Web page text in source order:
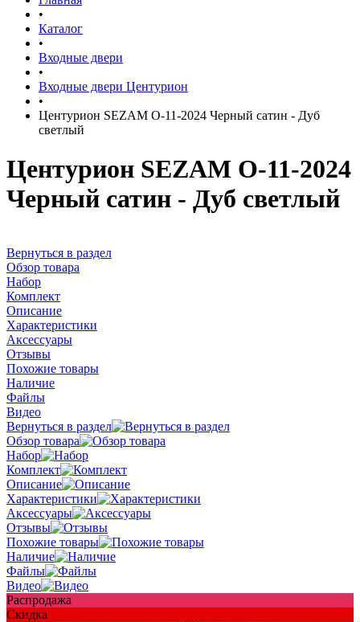
•
Каталог
•
Входные двери
•
Входные двери Центурион
•
Центурион SEZAM О-11-2024 Черный сатин - Дуб
светлый
Центурион SEZAM О-11-2024
Черный сатин - Дуб светлый
Вернуться в раздел
Обзор товара
Набор
Комплект
Описание
Характеристики
Аксессуары
Отзывы
Похожие товары
Наличие
Файлы
Видео
Вернуться в раздел
Обзор товара
Набор
Комплект
Описание
Характеристики
Аксессуары
Отзывы
Похожие товары
Наличие
Файлы
Видео
Распродажа
Скидка